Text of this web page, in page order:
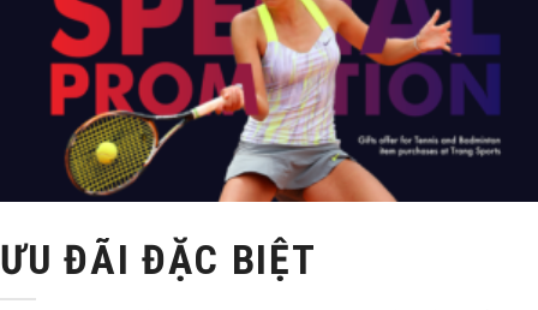
ƯU ĐÃI ĐẶC BIỆT